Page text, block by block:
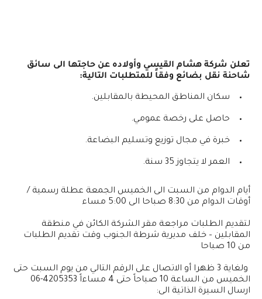
تعلن شركة هشام القيسي وأولاده عن حاجتها الى سائق
شاحنة نقل بضائع وفقاً للمتطلبات التالية:
سكان المناطق المحيطة بالمقابلين.
حاصل على رخصة عمومي.
خبرة في مجال توزيع وتسليم البضاعة.
العمر لا يتجاوز 35 سنة.
أيام الدوام من السبت الى الخميس الجمعة عطلة رسمية /
أوقات الدوام من 8:30 صباحا الى 5:00 مساء
لتقديم الطلبات مراجعة مقر الشركة الكائن في منطقة
المقابلين – خلف مديرية شرطة الجنوب وقت تقديم الطلبات
من 10 صباحا
ولغاية 3 ظهرا أو الاتصال على الرقم التالي من يوم السبت حتى
الخميس من الساعة 10 صباحاً حتى 4 مساءاً 4205353-06
ارسال السيرة الذاتية الى: